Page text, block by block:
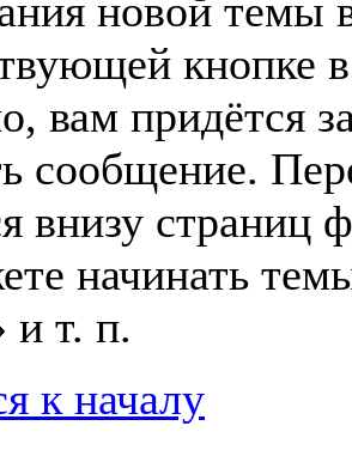
новой темы
кнопке
вам придётся
сообщение.
внизу
начинать
и т. п.
к началу